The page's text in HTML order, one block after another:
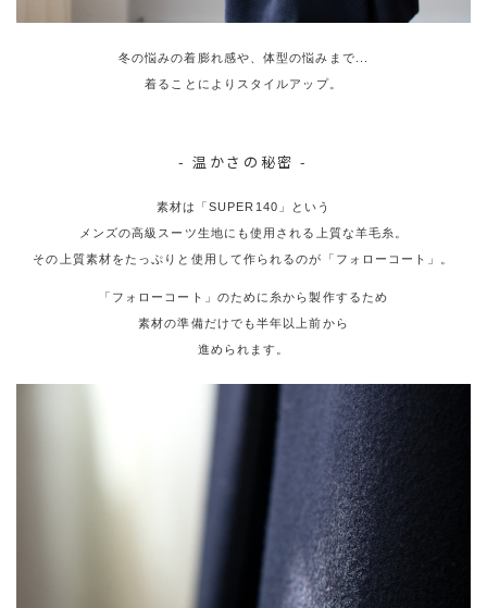
冬の悩みの着膨れ感や、体型の悩みまで...
着ることによりスタイルアップ。
- 温かさの秘密 -
素材は「SUPER140」という
メンズの高級スーツ生地にも使用される上質な羊毛糸。
その上質素材をたっぷりと使用して作られるのが「フォローコート」。
「フォローコート」のために糸から製作するため
素材の準備だけでも半年以上前から
進められます。